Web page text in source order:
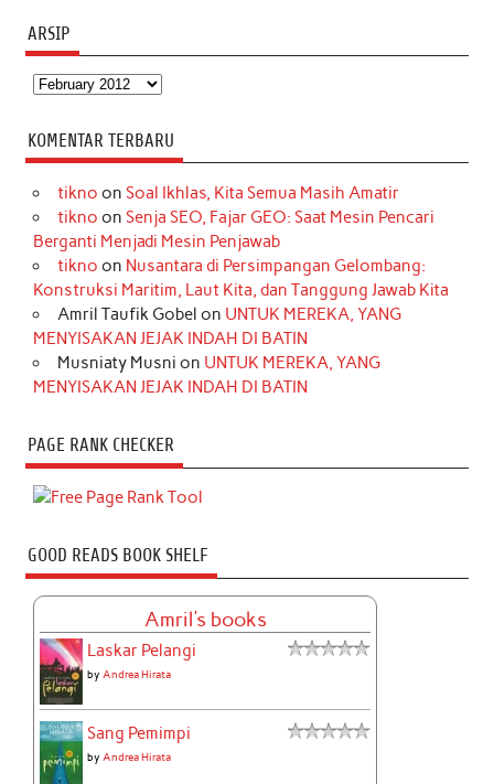
ARSIP
Arsip
KOMENTAR TERBARU
tikno on Soal Ikhlas, Kita Semua Masih Amatir
tikno on Senja SEO, Fajar GEO: Saat Mesin Pencari
Berganti Menjadi Mesin Penjawab
tikno on Nusantara di Persimpangan Gelombang:
Konstruksi Maritim, Laut Kita, dan Tanggung Jawab Kita
Amril Taufik Gobel on UNTUK MEREKA, YANG
MENYISAKAN JEJAK INDAH DI BATIN
Musniaty Musni on UNTUK MEREKA, YANG
MENYISAKAN JEJAK INDAH DI BATIN
PAGE RANK CHECKER
GOOD READS BOOK SHELF
Amril's books
Laskar Pelangi
byAndrea Hirata
Sang Pemimpi
byAndrea Hirata